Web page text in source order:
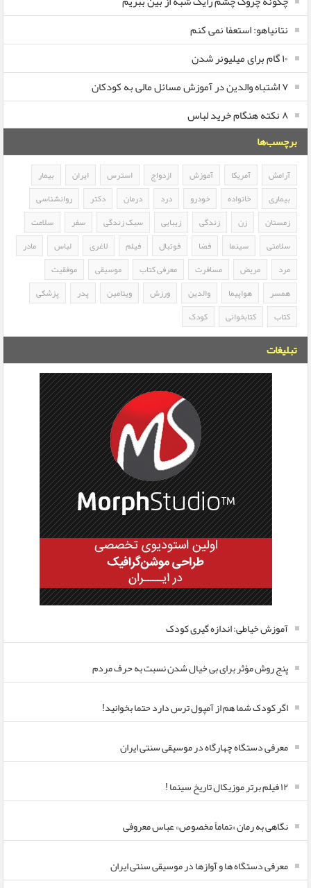
نتانیاهو: استعفا نمی کنم
۱۰ گام برای میلیونر شدن
۷ اشتباه والدین در آموزش مسائل مالی به کودکان
۸ نکته هنگام خرید لباس
برچسب‌ها
آرامش آمریکا آموزش ازدواج استرس ایران
بیمار
بیماری
خانواده خودرو درد درمان دکتر
روانشناسی
زمستان
زن زندگی زیبایی سبک زندگی سفر
سلامت
سلامتی
سینما فضا فوتبال فیلم لاغری لباس
مادر
مرد
مریض مسافرت معرفی کتاب موسیقی
موفقیت
همسر
هواپیما والدین ورزش ویتامین پدر
پزشکی
کتاب
کتابخوانی کودک
تبلیغات
آموزش خیاطی: اندازه گیری کودک
پنج روش مؤثر برای بی خیال شدن نسبت به حرف مردم
اگر کودک شما هم از آمپول ترس دارد حتما بخوانید!
معرفی دستگاه چهارگاه در موسیقی سنتی ایران
۱۲ فیلم برتر موزیکال تاریخ سینما !
نگاهی به رمان «تماماً مخصوص» عباس معروفی
معرفی دستگاه ها و آوازها در موسیقی سنتی ایران